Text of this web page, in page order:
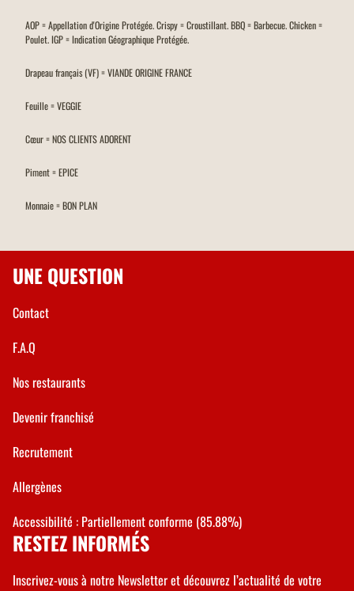
AOP = Appellation d'Origine Protégée. Crispy = Croustillant. BBQ = Barbecue. Chicken =
Poulet. IGP = Indication Géographique Protégée.
Drapeau français (VF) = VIANDE ORIGINE FRANCE
Feuille = VEGGIE
Cœur = NOS CLIENTS ADORENT
Piment = EPICE
Monnaie = BON PLAN
UNE QUESTION
Contact
F.A.Q
Nos restaurants
Devenir franchisé
Recrutement
Allergènes
Accessibilité : Partiellement conforme (85.88%)
RESTEZ INFORMÉS
Inscrivez-vous à notre Newsletter et découvrez l’actualité de votre